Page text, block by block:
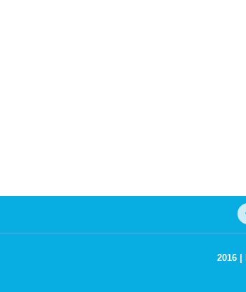
2016 |